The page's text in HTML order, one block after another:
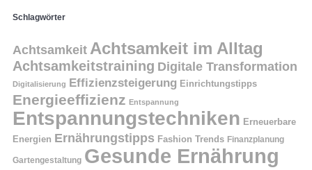
Schlagwörter
Achtsamkeit Achtsamkeit im Alltag
Achtsamkeitstraining Digitale Transformation
Digitalisierung Effizienzsteigerung Einrichtungstipps
Energieeffizienz Entspannung
Entspannungstechniken Erneuerbare
Energien Ernährungstipps Fashion Trends Finanzplanung
Gartengestaltung Gesunde Ernährung